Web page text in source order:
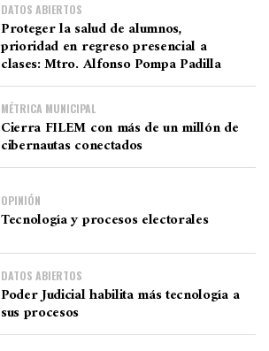
DATOS ABIERTOS
Proteger la salud de alumnos,
prioridad en regreso presencial a
clases: Mtro. Alfonso Pompa Padilla
MÉTRICA MUNICIPAL
Cierra FILEM con más de un millón de
cibernautas conectados
OPINIÓN
Tecnología y procesos electorales
DATOS ABIERTOS
Poder Judicial habilita más tecnología a
sus procesos